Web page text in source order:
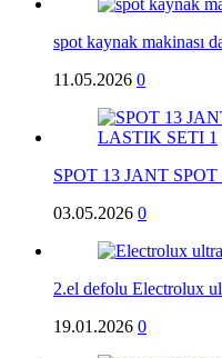
spot kaynak makinası
11.05.2026 0
SPOT 13 JANT
03.05.2026 0
2.el defolu Electrolux
19.01.2026 0